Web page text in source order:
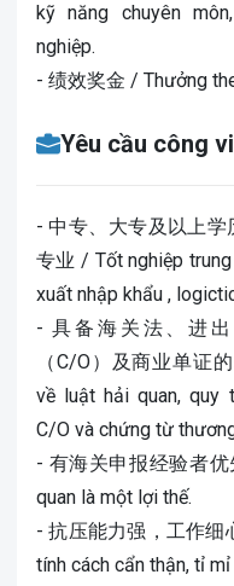
kỹ năng chuyên
nghiệp.
- 绩效奖金 / Thưởng
Yêu cầu công
- 中专、大专及以上
专业 / Tốt nghiệp
xuất nhập khẩu ,
- 具备海关法、进
（C/O）及商业单证
về luật hải quan, quy
C/O và chứng từ
- 有海关申报经验者优
quan là một lợi thế.
- 抗压能力强，工作细
tính cách cẩn thận, tỉ